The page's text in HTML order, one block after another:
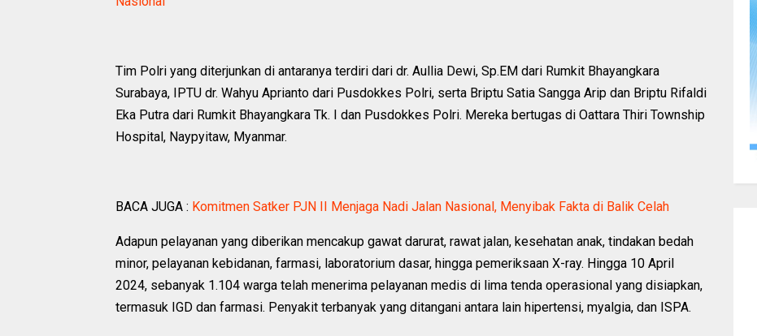
Tim Polri yang diterjunkan di antaranya terdiri dari dr. Aullia Dewi, Sp.EM dari Rumkit Bhayangkara
Surabaya, IPTU dr. Wahyu Aprianto dari Pusdokkes Polri, serta Briptu Satia Sangga Arip dan Briptu Rifaldi
Eka Putra dari Rumkit Bhayangkara Tk. I dan Pusdokkes Polri. Mereka bertugas di Oattara Thiri Township
Hospital, Naypyitaw, Myanmar.
BACA JUGA : Komitmen Satker PJN II Menjaga Nadi Jalan Nasional, Menyibak Fakta di Balik Celah
Adapun pelayanan yang diberikan mencakup gawat darurat, rawat jalan, kesehatan anak, tindakan bedah
minor, pelayanan kebidanan, farmasi, laboratorium dasar, hingga pemeriksaan X-ray. Hingga 10 April
2024, sebanyak 1.104 warga telah menerima pelayanan medis di lima tenda operasional yang disiapkan,
termasuk IGD dan farmasi. Penyakit terbanyak yang ditangani antara lain hipertensi, myalgia, dan ISPA.